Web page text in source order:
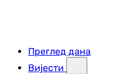
Преглед дана
Вијести